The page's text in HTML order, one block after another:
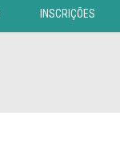
INSCRIÇÕES